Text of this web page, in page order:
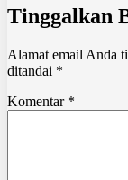
Tinggalkan
Alamat email Anda
ditandai *
Komentar *